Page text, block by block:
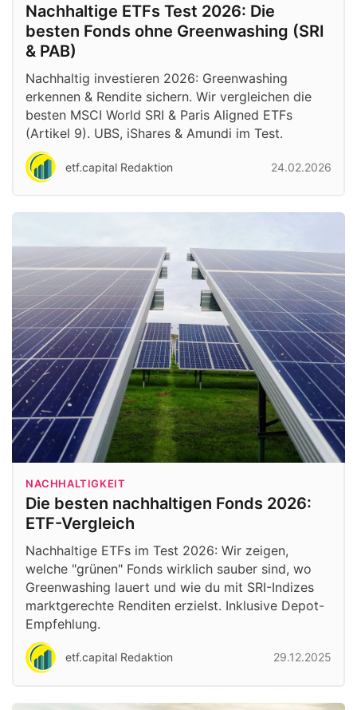
Nachhaltige ETFs Test 2026: Die
besten Fonds ohne Greenwashing (SRI
& PAB)
Nachhaltig investieren 2026: Greenwashing
erkennen & Rendite sichern. Wir vergleichen die
besten MSCI World SRI & Paris Aligned ETFs
(Artikel 9). UBS, iShares & Amundi im Test.
etf.capital Redaktion 24.02.2026
NACHHALTIGKEIT
Die besten nachhaltigen Fonds 2026:
ETF-Vergleich
Nachhaltige ETFs im Test 2026: Wir zeigen,
welche "grünen" Fonds wirklich sauber sind, wo
Greenwashing lauert und wie du mit SRI-Indizes
marktgerechte Renditen erzielst. Inklusive Depot-
Empfehlung.
etf.capital Redaktion 29.12.2025